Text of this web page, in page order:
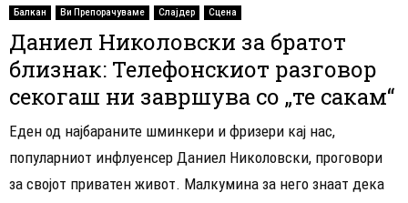
Балкан Ви Препорачуваме Слајдер Сцена
Даниел Николовски за братот
близнак: Телефонскиот разговор
секогаш ни завршува со „те сакам“
Еден од најбараните шминкери и фризери кај нас,
популарниот инфлуенсер Даниел Николовски, проговори
за својот приватен живот. Малкумина за него знаат дека